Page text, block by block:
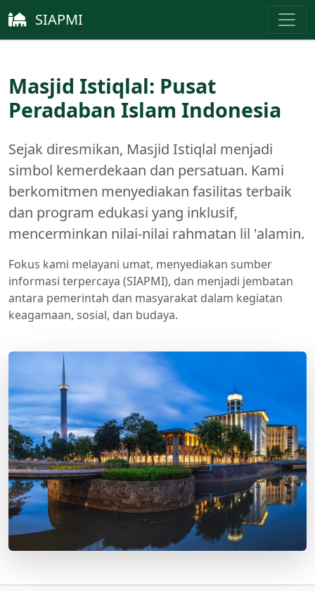
SIAPMI
Masjid Istiqlal: Pusat
Peradaban Islam Indonesia
Sejak diresmikan, Masjid Istiqlal menjadi
simbol kemerdekaan dan persatuan. Kami
berkomitmen menyediakan fasilitas terbaik
dan program edukasi yang inklusif,
mencerminkan nilai-nilai rahmatan lil 'alamin.
Fokus kami melayani umat, menyediakan sumber
informasi terpercaya (SIAPMI), dan menjadi jembatan
antara pemerintah dan masyarakat dalam kegiatan
keagamaan, sosial, dan budaya.